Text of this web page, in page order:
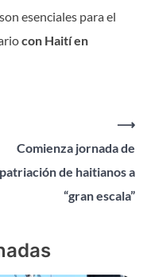
esenciales para el
con Haití en
Comienza jornada de
de haitianos a
“gran escala”
⟶